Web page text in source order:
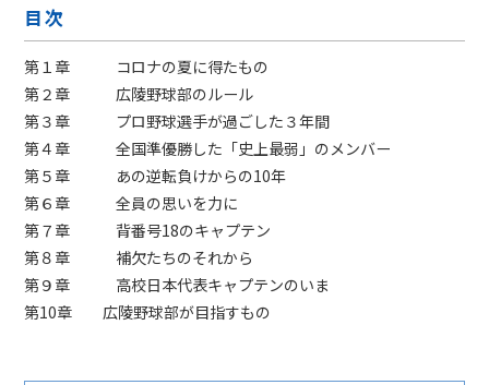
目次
第１章 コロナの夏に得たもの
第２章 広陵野球部のルール
第３章 プロ野球選手が過ごした３年間
第４章 全国準優勝した「史上最弱」のメンバー
第５章 あの逆転負けからの10年
第６章 全員の思いを力に
第７章 背番号18のキャプテン
第８章 補欠たちのそれから
第９章 高校日本代表キャプテンのいま
第10章 広陵野球部が目指すもの